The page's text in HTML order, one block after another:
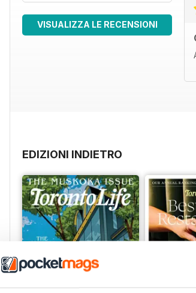
VISUALIZZA LE RECENSIONI
EDIZIONI INDIETRO